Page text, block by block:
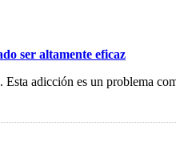
ser altamente eficaz
adicción es un problema